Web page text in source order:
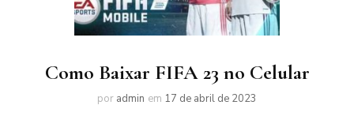
Como Baixar FIFA 23 no Celular
por admin em 17 de abril de 2023